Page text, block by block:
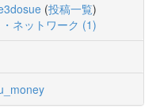
(投稿一覧)
ネットワーク (1)